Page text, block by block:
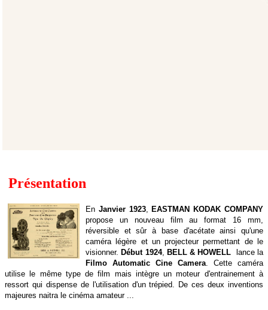
Présentation
En Janvier 1923,
EASTMAN KODAK COMPANY
propose un nouveau film au format 16 mm,
réversible et sûr à base d'acétate ainsi qu'une
caméra légère et un projecteur permettant de le
visionner. Début 1924, BELL & HOWELL
lance la
Filmo Automatic Cine Camera . Cette caméra
utilise le même type de film mais intègre un moteur d'entrainement à
ressort qui dispense de l'utilisation d'un trépied. De ces deux inventions
majeures naitra le cinéma amateur ...